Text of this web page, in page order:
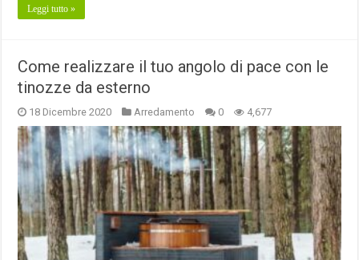
Leggi tutto »
Come realizzare il tuo angolo di pace con le
tinozze da esterno
18 Dicembre 2020 Arredamento 0 4,677